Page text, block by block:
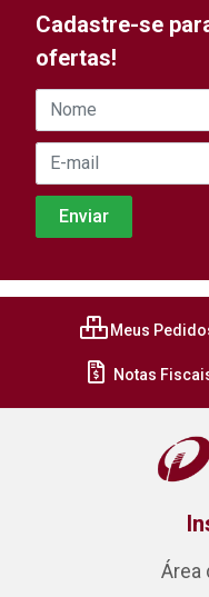
Cadastre-se
ofertas!
Meus
Notas
Área